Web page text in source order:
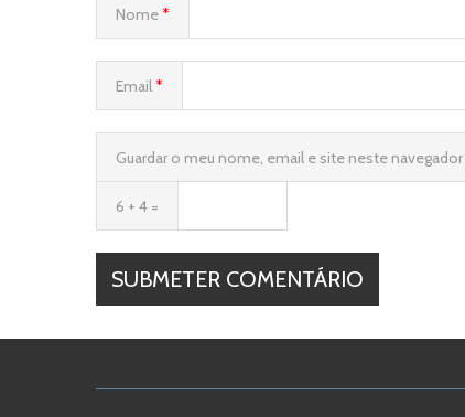
Nome*
Email*
Guardar o meu nome, email e site neste
6 + 4 =